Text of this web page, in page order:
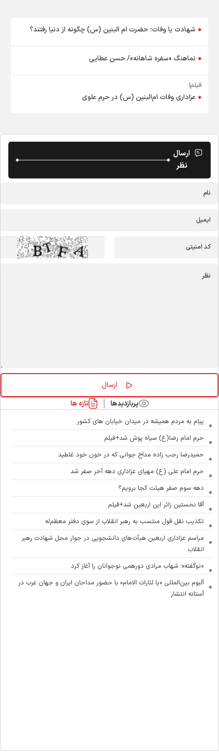
شهادت یا وفات؛ حضرت ام البنین (س) چگونه از دنیا رفتند؟
نماهنگ «سفره شاهانه»/ حسن عطایی
فیلم|
عزاداری وفات ام‌البنین (س) در حرم علوی
ارسال
نظر
پربازدیدها تازه ها
پیام به مردم همیشه در میدان خیابان های کشور
حرم امام رضا(ع) سیاه پوش شد+فیلم
حمیدرضا رجب زاده مداح جوانی که در خون خود غلطید
حرم امام علی (ع) مهیای عزاداری دهه آخر صفر شد
دهه سوم صفر هیئت کجا برویم؟
آقا نخستین زائر این اربعین شد+فیلم
تکذیب نقل قول منتسب به رهبر انقلاب از سوی دفتر معظم‌له
مراسم عزاداری اربعین هیأت‌های دانشجویی در جوار محل شهادت رهبر
انقلاب
«نوگفته»؛ شهاب مرادی دورهمی نوجوانان را آغاز کرد
آلبوم بین‌المللی «یا لثارات الامام» با حضور مداحان ایران و جهان عرب در
آستانه انتشار